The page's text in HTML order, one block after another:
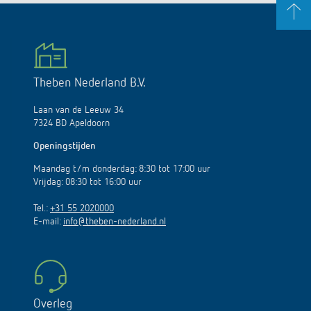
Theben Nederland B.V.
Laan van de Leeuw 34
7324 BD Apeldoorn
Openingstijden
Maandag t/m donderdag: 8:30 tot 17:00 uur
Vrijdag: 08:30 tot 16:00 uur
Tel.: +31 55 2020000
E-mail: info@theben-nederland.nl
Overleg